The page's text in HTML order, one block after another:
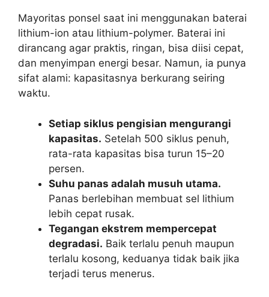
Mayoritas ponsel saat ini menggunakan baterai
lithium-ion atau lithium-polymer. Baterai ini
dirancang agar praktis, ringan, bisa diisi cepat,
dan menyimpan energi besar. Namun, ia punya
sifat alami: kapasitasnya berkurang seiring
waktu.
Setiap siklus pengisian mengurangi
kapasitas. Setelah 500 siklus penuh,
rata-rata kapasitas bisa turun 15–20
persen.
Suhu panas adalah musuh utama.
Panas berlebihan membuat sel lithium
lebih cepat rusak.
Tegangan ekstrem mempercepat
degradasi. Baik terlalu penuh maupun
terlalu kosong, keduanya tidak baik jika
terjadi terus menerus.